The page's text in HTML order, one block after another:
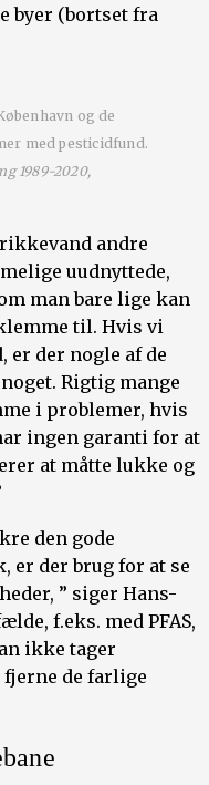
byer (bortset fra
og de
med pesticidfund.
1989-2020,
andre
uudnyttede,
man bare lige kan
til. Hvis vi
der nogle af de
Rigtig mange
i problemer, hvis
ingen garanti for at
at måtte lukke og
den gode
der brug for at se
” siger Hans-
f.eks. med PFAS,
ikke tager
de farlige